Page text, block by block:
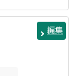
編集